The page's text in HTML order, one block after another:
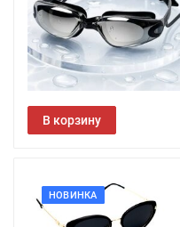
560.00 ₽
В корзину
НОВИНКА